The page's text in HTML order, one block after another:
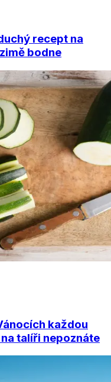
recept na
bodne
každou
talíři nepoznáte